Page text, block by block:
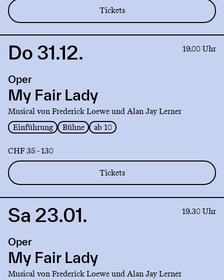
Tickets
Link
My
Fair
Lady
Do 31.12. 19.00 Uhr
Oper
My Fair Lady
Musical von Frederick Loewe und Alan Jay Lerner
Einführung
Bühne ab 10
CHF 35 - 130
Tickets
Link
My
Fair
Lady
Sa 23.01. 19.30 Uhr
Oper
My Fair Lady
Musical von Frederick Loewe und Alan Jay Lerner